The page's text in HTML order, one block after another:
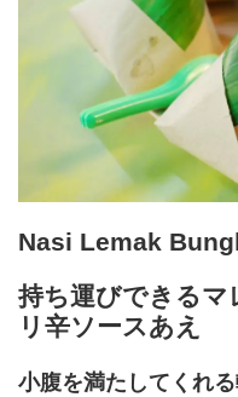
Nasi Lemak
持ち運びできるマ
リ辛ソースあえ
小腹を満たしてくれ